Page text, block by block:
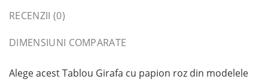
RECENZII (0)
DIMENSIUNI COMPARATE
Alege acest Tablou Girafa cu papion roz din modelele